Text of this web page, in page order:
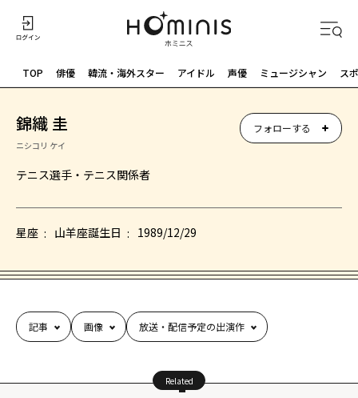
TOP 俳優 韓流・海外スター アイドル 声優 ミュージシャン ス
錦織 圭
ニシコリ ケイ
テニス選手・テニス関係者
フォローする
星座 山羊座誕生日 1989/12/29
記事 画像 放送・配信予定の出演作
Related